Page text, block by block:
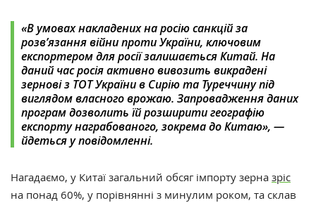
«В умовах накладених на росію санкцій за
розв’язання війни проти України, ключовим
експортером для росії залишається Китай. На
даний час росія активно вивозить викрадені
зернові з ТОТ України в Сирію та Туреччину під
виглядом власного врожаю. Запровадження даних
програм дозволить їй розширити географію
експорту награбованого, зокрема до Китаю», —
йдеться у повідомленні.
Нагадаємо, у Китаї загальний обсяг імпорту зерна зріс
на понад 60%, у порівнянні з минулим роком, та склав